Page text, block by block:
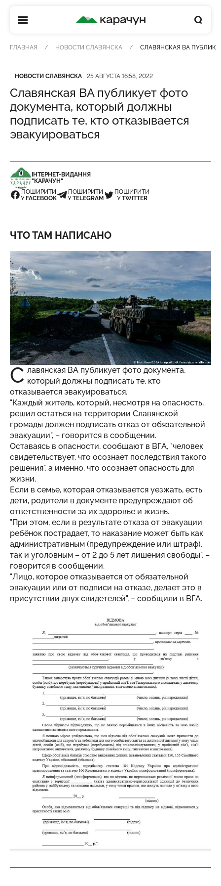
КАРАЧУН
ГЛАВНАЯ НОВОСТИ СЛАВЯНСКА СЛАВЯНСКАЯ ВА
Категория
НОВОСТИ СЛАВЯНСКА
Дата публикации 25 АВГУСТА 16:58, 2022
Славянская ВА публикует фото
документа, который должны
подписать те, кто отказывается
эвакуироваться
ІНТЕРНЕТ-ВИДАННЯ
"КАРАЧУН"
ПОШИРИТИ
У FACEBOOK
ПОШИРИТИ
УTELEGRAM
ПОШИРИТИ
УTWITTER
ЧТО ТАМ НАПИСАНО
С лавянская ВА публикует фото документа,
который должны подписать те, кто
отказывается эвакуироваться.
"Каждый житель, который, несмотря на опасность,
решил остаться на территории Славянской
громады должен подписать отказ от обязательной
эвакуации", – говорится в сообщении.
Оставаясь в опасности, сообщают в ВГА, "человек
свидетельствует, что осознает последствия такого
решения", а именно, что осознает опасность для
жизни.
Если в семье, которая отказывается уезжать, есть
дети, родители в документе предупреждают об
ответственности за их здоровье и жизнь.
"При этом, если в результате отказа от эвакуации
ребёнок пострадает, то наказание может быть как
административным (предупреждение или штраф),
так и уголовным – от 2 до 5 лет лишения свободы", –
говорится в сообщении.
"Лицо, которое отказывается от обязательной
эвакуации или от подписи на отказе, делает это в
присутствии двух свидетелей", – сообщили в ВГА.